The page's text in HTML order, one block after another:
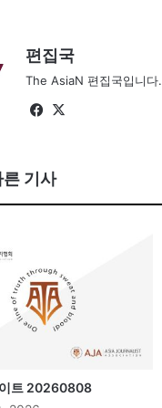
편집국
The AsiaN 편집국입니다.
Fa
ok
기사
트 20260808